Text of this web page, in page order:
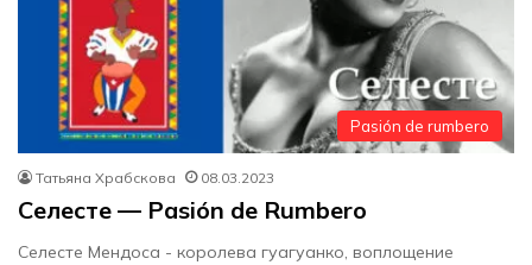
Pasión de rumbero
Татьяна Храбскова 08.03.2023
Селесте — Pasión de Rumbero
Селесте Мендоса - королева гуагуанко, воплощение